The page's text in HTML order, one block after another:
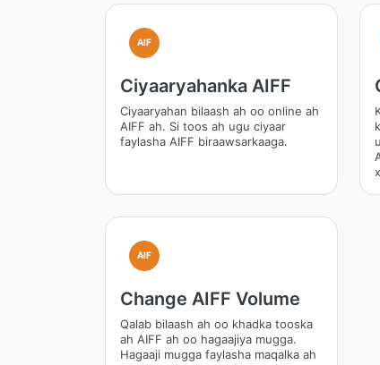
AIF
Ciyaaryahanka AIFF
Ciyaaryahan bilaash ah oo online ah
AIFF ah. Si toos ah ugu ciyaar
faylasha AIFF biraawsarkaaga.
AIF
Change AIFF Volume
Qalab bilaash ah oo khadka tooska
ah AIFF ah oo hagaajiya mugga.
Hagaaji mugga faylasha maqalka ah